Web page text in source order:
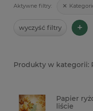
Aktywne filtry:
wyczyść filtry +
Papier
liście